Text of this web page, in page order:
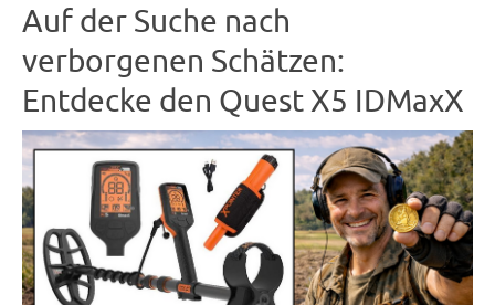
Auf der Suche nach
verborgenen Schätzen:
Entdecke den Quest X5 IDMaxX